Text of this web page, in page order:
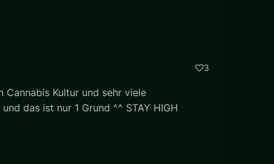
3
Kultur und sehr viele
das ist nur 1 Grund ^^ STAY HIGH